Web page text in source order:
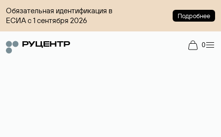
Обязательная идентификация в
ЕСИА с 1 сентября 2026
Подробнее
0